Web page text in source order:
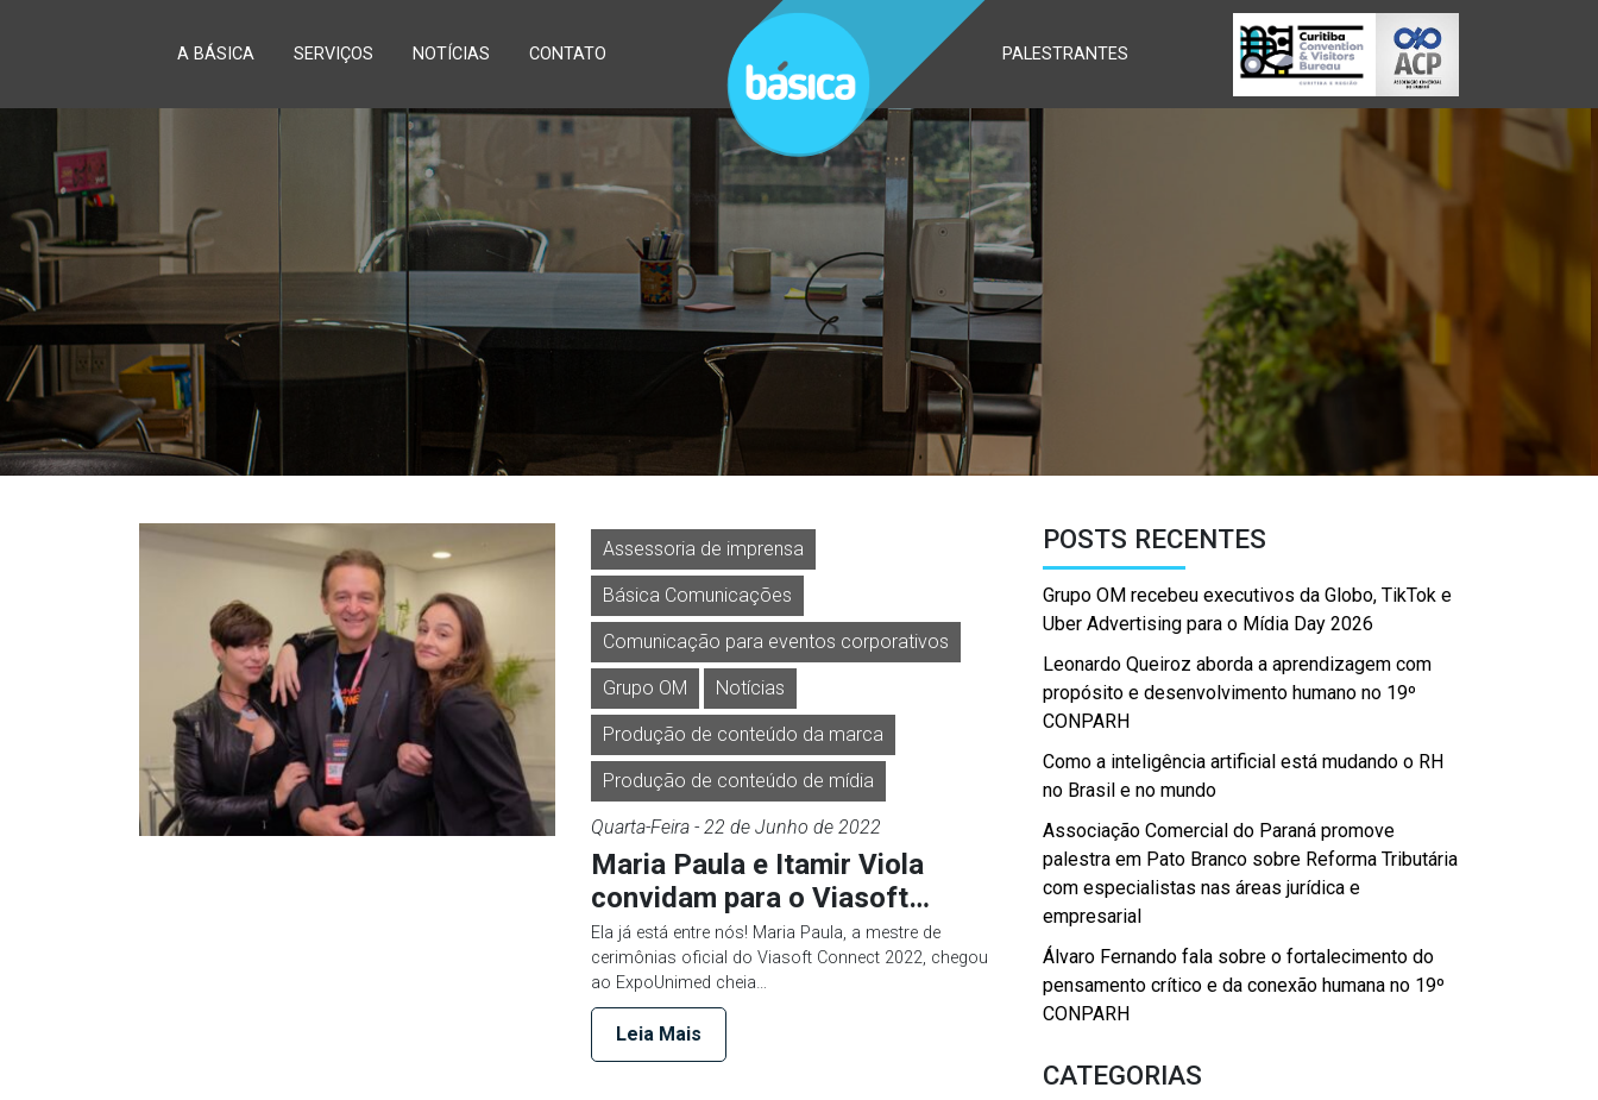
A BÁSICA SERVIÇOS NOTÍCIAS CONTATO PALESTRANTES
Assessoria de imprensa
Básica Comunicações
Comunicação para eventos corporativos
Grupo OM Notícias
Produção de conteúdo da marca
Produção de conteúdo de mídia
Quarta-Feira - 22 de Junho de 2022
Maria Paula e Itamir Viola
convidam para o Viasoft…
Ela já está entre nós! Maria Paula, a mestre de
cerimônias oficial do Viasoft Connect 2022, chegou
ao ExpoUnimed cheia…
Leia Mais
POSTS RECENTES
Grupo OM recebeu executivos da Globo, TikTok e
Uber Advertising para o Mídia Day 2026
Leonardo Queiroz aborda a aprendizagem com
propósito e desenvolvimento humano no 19º
CONPARH
Como a inteligência artificial está mudando o RH
no Brasil e no mundo
Associação Comercial do Paraná promove
palestra em Pato Branco sobre Reforma Tributária
com especialistas nas áreas jurídica e
empresarial
Álvaro Fernando fala sobre o fortalecimento do
pensamento crítico e da conexão humana no 19º
CONPARH
CATEGORIAS